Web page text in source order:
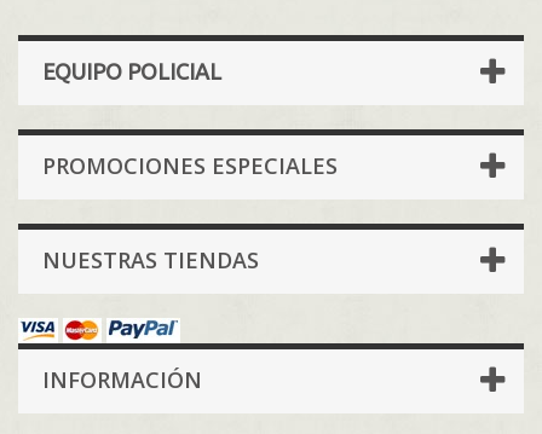
EQUIPO POLICIAL
PROMOCIONES ESPECIALES
NUESTRAS TIENDAS
INFORMACIÓN